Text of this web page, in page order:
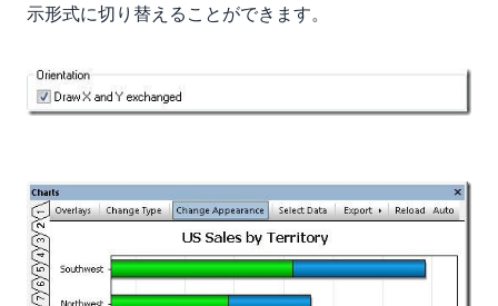
示形式に切り替えることができます。